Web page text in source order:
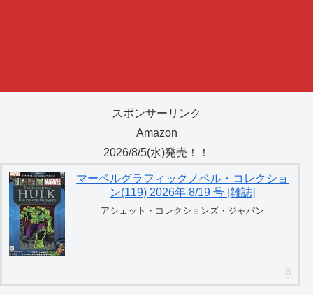
スポンサーリンク
Amazon
2026/8/5(水)発売！！
マーベルグラフィックノベル・コレクショ
ン(119) 2026年 8/19 号 [雑誌]
アシェット・コレクションズ・ジャパン